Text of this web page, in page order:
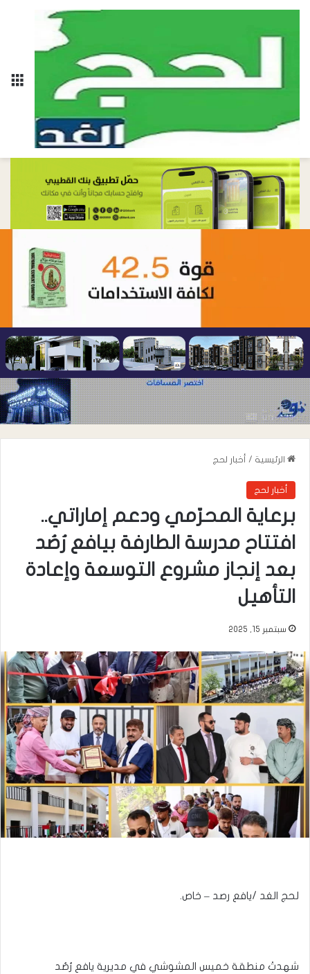
الرئيسية / أخبار لحج
أخبار لحج
برعاية المحرّمي ودعم إماراتي..
افتتاح مدرسة الطارفة بيافع رُصُد
بعد إنجاز مشروع التوسعة وإعادة
التأهيل
سبتمبر 15, 2025
لحج الغد /يافع رصد – خاص.
شهدتْ منطقة خميس المشوشي في مديرية يافع رُصُد